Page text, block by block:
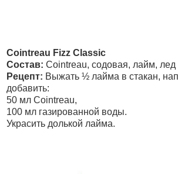
Cointreau Fizz Classic
Состав: Cointreau, содовая, лайм, лед
Рецепт: Выжать ½ лайма в стакан,
добавить:
50 мл Cointreau,
100 мл газированной воды.
Украсить долькой лайма.